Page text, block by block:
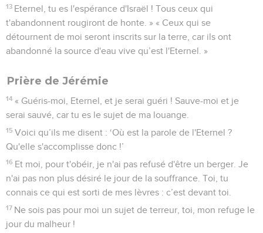
13 Eternel, tu es l'espérance d'Israël ! Tous ceux qui
t'abandonnent rougiront de honte. » « Ceux qui se
détournent de moi seront inscrits sur la terre, car ils ont
abandonné la source d'eau vive qu’est l'Eternel. »
Prière de Jérémie
14 « Guéris-moi, Eternel, et je serai guéri ! Sauve-moi et je
serai sauvé, car tu es le sujet de ma louange.
15 Voici qu’ils me disent : ‘Où est la parole de l'Eternel ?
Qu'elle s'accomplisse donc !’
16 Et moi, pour t'obéir, je n'ai pas refusé d'être un berger. Je
n'ai pas non plus désiré le jour de la souffrance. Toi, tu
connais ce qui est sorti de mes lèvres : c’est devant toi.
17 Ne sois pas pour moi un sujet de terreur, toi, mon refuge le
jour du malheur !